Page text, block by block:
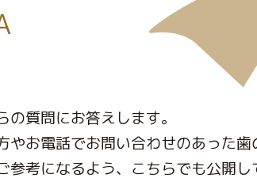
の質問にお答えします。
やお電話でお問い合わせのあった歯
参考になるよう、こちらでも公開し